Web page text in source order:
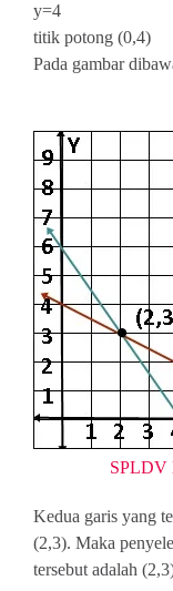
y=4
titik potong (0,4)
Pada gambar
SPLDV
Kedua garis yang
(2,3). Maka
tersebut adalah